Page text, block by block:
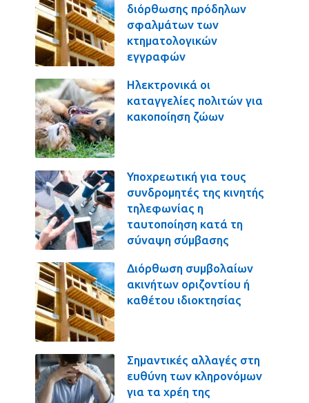
διόρθωσης πρόδηλων
σφαλμάτων των
κτηματολογικών
εγγραφών
Ηλεκτρονικά οι
καταγγελίες πολιτών για
κακοποίηση ζώων
Υποχρεωτική για τους
συνδρομητές της κινητής
τηλεφωνίας η
ταυτοποίηση κατά τη
σύναψη σύμβασης
Διόρθωση συμβολαίων
ακινήτων οριζοντίου ή
καθέτου ιδιοκτησίας
Σημαντικές αλλαγές στη
ευθύνη των κληρονόμων
για τα χρέη της